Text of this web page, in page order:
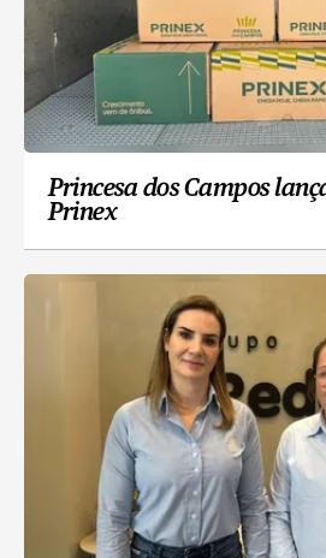
Princesa dos Campos
Prinex